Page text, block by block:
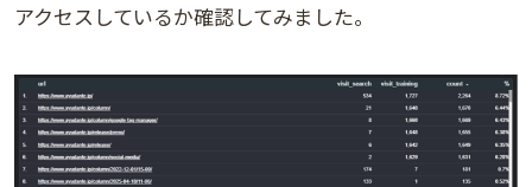
アクセスしているか確認してみました。